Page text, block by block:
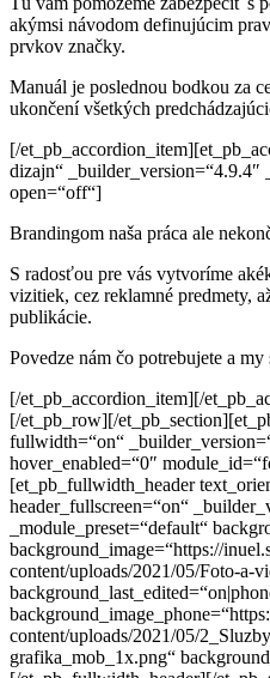
akýmsi návodom definujúcim
prvkov značky.
Manuál je poslednou bodkou za
ukončení všetkých
[/
dizajn“ _builder_version=“4.9.4″
open=“off“]
Brandingom naša práca ale
S radosťou pre vás vytvoríme
vizitiek, cez reklamné predmety,
publikácie.
Povedze nám čo potrebujete a my
[/et_pb_accordion_item][/
[/et_pb_row][/
fullwidth=“on“
hover_enabled=“0″
[et_pb_fullwidth_header
header_fullscreen=“on“
_module_preset=“default“
background_image=“https://
content/uploads/2021/05/Foto-a-
content/uploads/2021/05/
grafika_mob_1x.png“